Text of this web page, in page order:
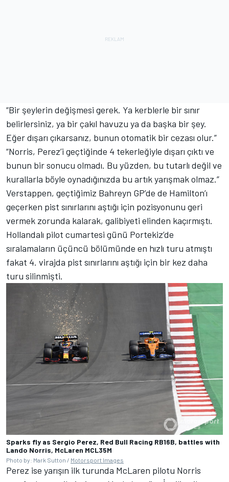
“Bir şeylerin değişmesi gerek. Ya kerblerle bir sınır
belirlersiniz, ya bir çakıl havuzu ya da başka bir şey.
Eğer dışarı çıkarsanız, bunun otomatik bir cezası olur.”
“Norris, Perez’i geçtiğinde 4 tekerleğiyle dışarı çıktı ve
bunun bir sonucu olmadı. Bu yüzden, bu tutarlı değil ve
kurallarla böyle oynadığınızda bu artık yarışmak olmaz.”
Verstappen, geçtiğimiz Bahreyn GP’de de Hamilton’ı
geçerken pist sınırlarını aştığı için pozisyonunu geri
vermek zorunda kalarak, galibiyeti elinden kaçırmıştı.
Hollandalı pilot cumartesi günü Portekiz’de
sıralamaların üçüncü bölümünde en hızlı turu atmıştı
fakat 4. virajda pist sınırlarını aştığı için bir kez daha
turu silinmişti.
Sparks fly as Sergio Perez, Red Bull Racing RB16B, battles with
Lando Norris, McLaren MCL35M
Photo by: Mark Sutton / Motorsport Images
Perez ise yarışın ilk turunda McLaren pilotu Norris